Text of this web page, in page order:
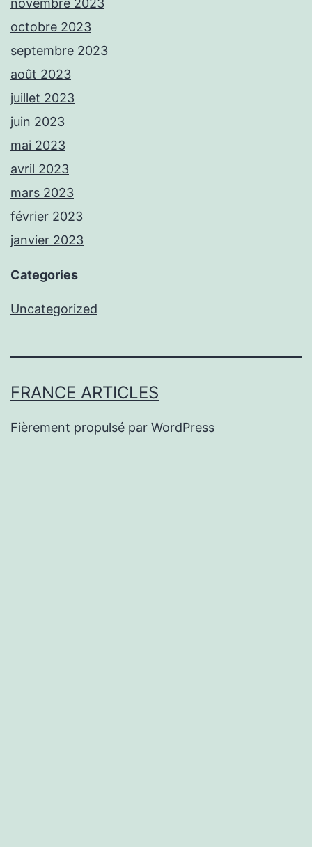
novembre 2023
octobre 2023
septembre 2023
août 2023
juillet 2023
juin 2023
mai 2023
avril 2023
mars 2023
février 2023
janvier 2023
Categories
Uncategorized
FRANCE ARTICLES
Fièrement propulsé par WordPress